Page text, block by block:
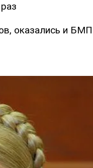
оказались и БМП